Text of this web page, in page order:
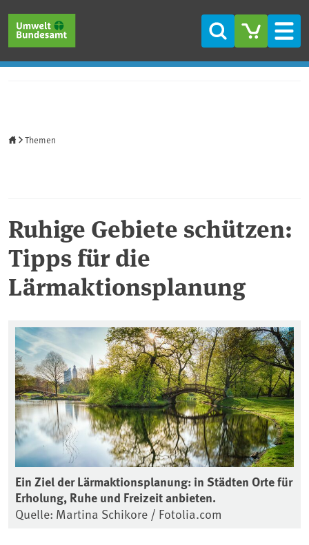
Suche
Themen
Ruhige Gebiete schützen:
Tipps für die
Lärmaktionsplanung
Ein Ziel der Lärmaktionsplanung: in Städten Orte für
Erholung, Ruhe und Freizeit anbieten.
Quelle: Martina Schikore / Fotolia.com